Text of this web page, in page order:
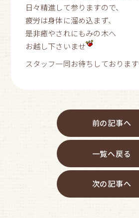
日々精進して参りますので、
疲労は身体に溜め込まず、
是非癒やされにもみの木へ
お越し下さいませ
スタッフ一同お待ちしております
前の記事へ
一覧へ戻る
次の記事へ